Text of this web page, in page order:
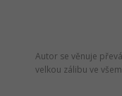
Autor se věnuje
velkou zálibu ve